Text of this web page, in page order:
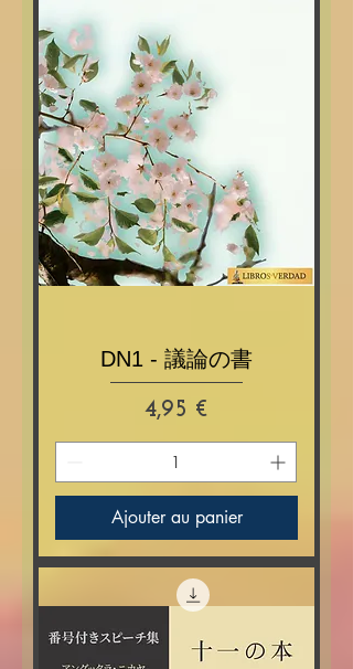
DN1 - 議論の書
Prix
4,95 €
Ajouter au panier